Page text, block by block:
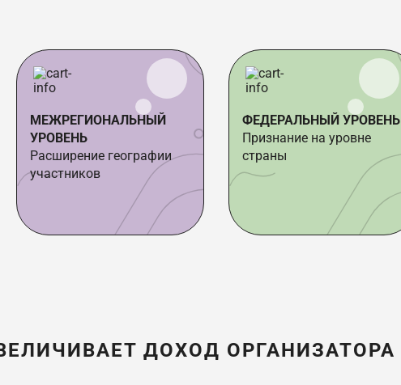
МЕЖРЕГИОНАЛЬНЫЙ
УРОВЕНЬ
Расширение географии
участников
ФЕДЕРАЛЬНЫЙ УРОВЕНЬ
Признание на уровне
страны
ДОХОД ОРГАНИЗАТОРА